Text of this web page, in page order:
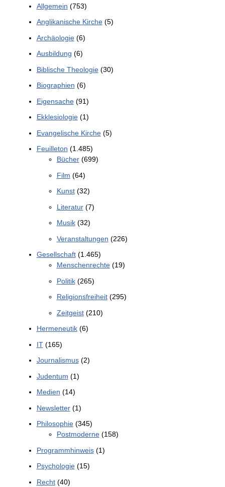
Allgemein (753)
Anglikanische Kirche(5)
Archäologie(6)
Ausbildung (6)
Biblische Theologie(30)
Biographien (6)
Eigensache(91)
Ekklesiologie(1)
Evangelische Kirche(5)
Feuilleton (1.485)
Bücher(699)
Film (64)
Kunst(32)
Literatur(7)
Musik(32)
Veranstaltungen (226)
Gesellschaft(1.465)
Menschenrechte(19)
Politik(265)
Religionsfreiheit(295)
Zeitgeist(210)
Hermeneutik(6)
IT(165)
Journalismus(2)
Judentum (1)
Medien (14)
Newsletter(1)
Philosophie(345)
Postmoderne(158)
Programmhinweis(1)
Psychologie(15)
Recht(40)